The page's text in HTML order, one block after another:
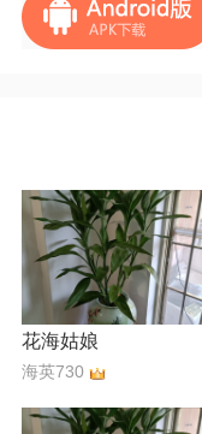
花海姑娘
海英730